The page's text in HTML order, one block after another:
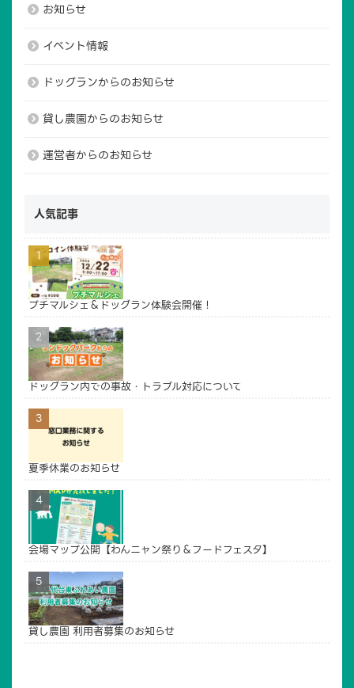
TOP
ドッグラン
イベントご利用案内
アクセス
お知らせ
イベント情報
ドッグランからのお知らせ
貸し農園からのお知らせ
運営者からのお知らせ
人気記事
プチマルシェ＆ドッグラン体験会開催！
ドッグラン内での事故・トラブル対応について
夏季休業のお知らせ
会場マップ公開【わんニャン祭り＆フードフェスタ】
貸し農園 利用者募集のお知らせ